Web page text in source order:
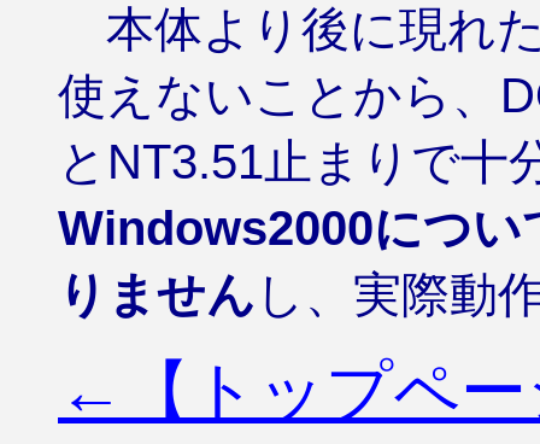
本体より後に現れ
使えないことから、
とNT3.51止まりで十
Windows2000につい
りません し、実際動
←【トップペ